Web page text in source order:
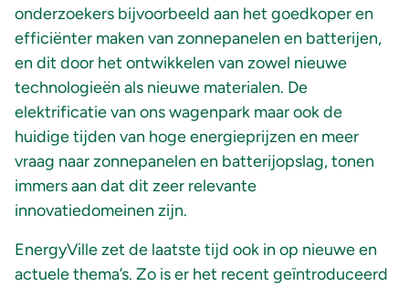
onderzoekers bijvoorbeeld aan het goedkoper en
efficiënter maken van zonnepanelen en batterijen,
en dit door het ontwikkelen van zowel nieuwe
technologieën als nieuwe materialen. De
elektrificatie van ons wagenpark maar ook de
huidige tijden van hoge energieprijzen en meer
vraag naar zonnepanelen en batterijopslag, tonen
immers aan dat dit zeer relevante
innovatiedomeinen zijn.
EnergyVille zet de laatste tijd ook in op nieuwe en
actuele thema’s. Zo is er het recent geïntroduceerd